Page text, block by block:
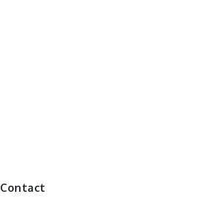
de
Contact